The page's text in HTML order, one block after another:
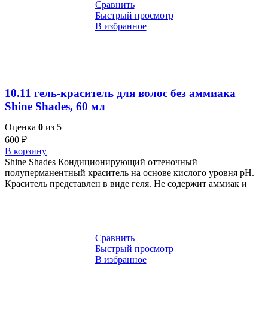
Сравнить
Быстрый просмотр
В избранное
10.11 гель-краситель для волос без аммиака
Shine Shades, 60 мл
Оценка 0 из 5
600 ₽
В корзину
Shine Shades Кондиционирующий оттеночный
полуперманентный краситель на основе кислого уровня pH.
Краситель представлен в виде геля. Не содержит аммиак и
Сравнить
Быстрый просмотр
В избранное